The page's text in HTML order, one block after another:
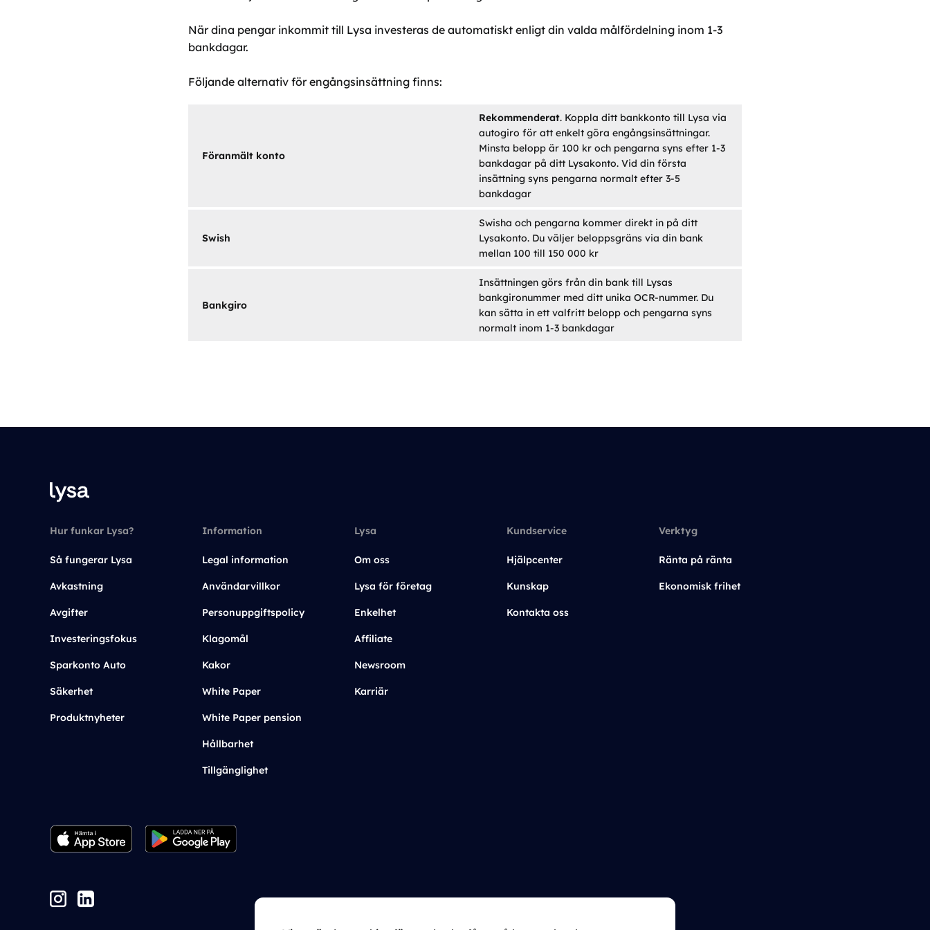
När dina pengar inkommit till Lysa investeras de automatiskt enligt din valda målfördelning inom 1-3
bankdagar.
Följande alternativ för engångsinsättning finns:
Föranmält konto
Rekommenderat. Koppla ditt bankkonto till Lysa via
autogiro för att enkelt göra engångsinsättningar.
Minsta belopp är 100 kr och pengarna syns efter 1-3
bankdagar på ditt Lysakonto. Vid din första
insättning syns pengarna normalt efter 3-5
bankdagar
Swish
Swisha och pengarna kommer direkt in på ditt
Lysakonto. Du väljer beloppsgräns via din bank
mellan 100 till 150 000 kr
Bankgiro
Insättningen görs från din bank till Lysas
bankgironummer med ditt unika OCR-nummer. Du
kan sätta in ett valfritt belopp och pengarna syns
normalt inom 1-3 bankdagar
Hur funkar Lysa?
Så fungerar Lysa
Avkastning
Avgifter
Investeringsfokus
Sparkonto Auto
Säkerhet
Produktnyheter
Information
Legal information
Användarvillkor
Personuppgiftspolicy
Klagomål
Kakor
White Paper
White Paper pension
Hållbarhet
Tillgänglighet
Lysa
Om oss
Lysa för företag
Enkelhet
Affiliate
Newsroom
Karriär
Kundservice
Hjälpcenter
Kunskap
Kontakta oss
Verktyg
Ränta på ränta
Ekonomisk frihet